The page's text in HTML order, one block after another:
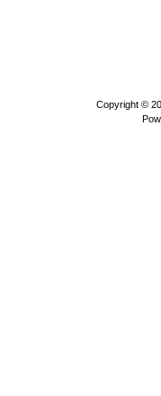
Copyright ©